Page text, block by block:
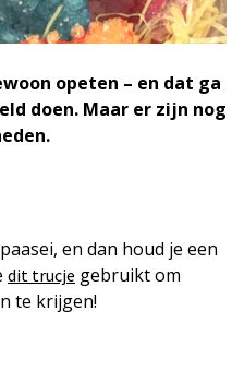
opeten – en dat ga
doen. Maar er zijn nog
en dan houd je een
dit trucje gebruikt om
te krijgen!